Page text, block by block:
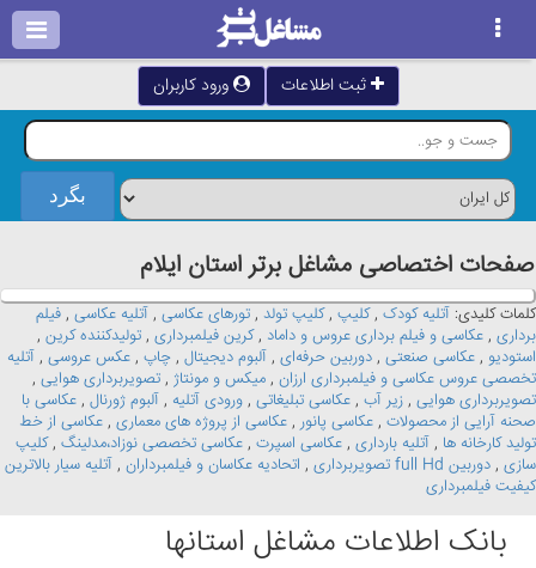
ثبت اطلاعات ورود کاربران
صفحات اختصاصی مشاغل برتر استان ايلام
کلمات کلیدی: آتلیه کودک ,کلیپ ,کلیپ تولد , تورهای عکاسی , آتلیه عکاسی , فیلم
برداری , عکاسی و فیلم برداری عروس و داماد ,کرین فیلمبرداری , تولیدکننده کرین ,
استودیو , عکاسی صنعتی , دوربین حرفه‌ای , آلبوم دیجیتال , چاپ , عکس عروسی , آتلیه
تخصصی عروس عکاسی و فیلمبرداری ارزان , میکس و مونتاژ , تصویربرداری هوایی ,
تصویربرداری هوایی , زیر آب , عکاسی تبلیغاتی , ورودی آتلیه , آلبوم ژورنال , عکاسی با
صحنه آرایی از محصولات , عکاسی پانور , عکاسی از پروژه های معماری , عکاسی از خط
تولید کارخانه ها , آتلیه بارداری , عکاسی اسپرت , عکاسی تخصصی نوزاد،مدلینگ ,کلیپ
سازی , دوربین full Hd تصویربردارى , اتحادیه عکاسان و فیلمبرداران , آتلیه سیار بالاترین
کیفیت فیلمبرداری
بانک اطلاعات مشاغل استانها